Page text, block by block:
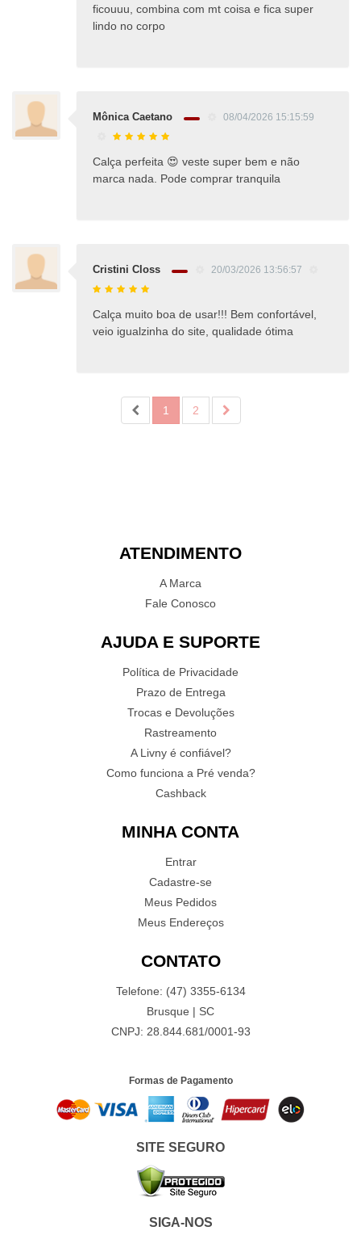
ficouuu, combina com mt coisa e fica super
lindo no corpo
Mônica Caetano 08/04/2026 15:15:59
Calça perfeita 😍 veste super bem e não
marca nada. Pode comprar tranquila
Cristini Closs 20/03/2026 13:56:57
Calça muito boa de usar!!! Bem confortável,
veio igualzinha do site, qualidade ótima
1 2
ATENDIMENTO
A Marca
Fale Conosco
AJUDA E SUPORTE
Política de Privacidade
Prazo de Entrega
Trocas e Devoluções
Rastreamento
A Livny é confiável?
Como funciona a Pré venda?
Cashback
MINHA CONTA
Entrar
Cadastre-se
Meus Pedidos
Meus Endereços
CONTATO
Telefone: (47) 3355-6134
Brusque | SC
CNPJ: 28.844.681/0001-93
Formas de Pagamento
SITE SEGURO
SIGA-NOS